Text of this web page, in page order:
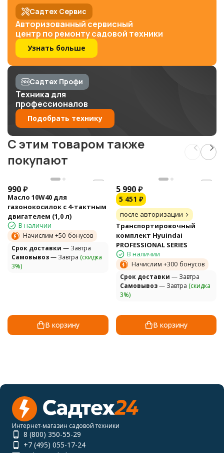
Садтех Сервис
Авторизованный сервисный
центр по ремонту садовой техники
Узнать больше
Садтех Профи
Техника для
профессионалов
Подобрать технику
C этим товаром также
покупают
990₽
Масло 10W40 для
газонокосилок с 4-тактным
двигателем (1,0 л)
В наличии
Начислим +50 бонусов
Cрок доставки — Завтра
Самовывоз— Завтра (скидка
3%)
В корзину
5 990 ₽
5 451 ₽
после авторизации
Транспортировочный
комплект Hyuindai
PROFESSIONAL SERIES
В наличии
Начислим +300 бонусов
Cрок доставки — Завтра
Самовывоз— Завтра (скидка
3%)
В корзину
Интернет-магазин садовой техники
8 (800) 350-55-29
+7 (495) 055-17-24